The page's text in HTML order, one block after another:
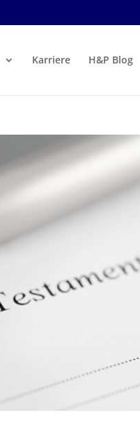
Karriere H&P Blog